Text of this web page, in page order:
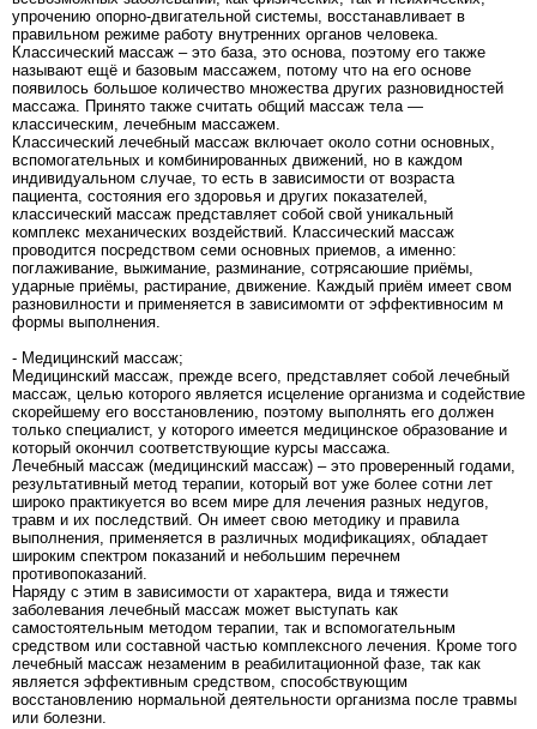
упрочению опорно-двигательной системы, восстанавливает в
правильном режиме работу внутренних органов человека.
Классический массаж – это база, это основа, поэтому его также
называют ещё и базовым массажем, потому что на его основе
появилось большое количество множества других разновидностей
массажа. Принято также считать общий массаж тела —
классическим, лечебным массажем.
Классический лечебный массаж включает около сотни основных,
вспомогательных и комбинированных движений, но в каждом
индивидуальном случае, то есть в зависимости от возраста
пациента, состояния его здоровья и других показателей,
классический массаж представляет собой свой уникальный
комплекс механических воздействий. Классический массаж
проводится посредством семи основных приемов, а именно:
поглаживание, выжимание, разминание, сотрясаюшие приёмы,
ударные приёмы, растирание, движение. Каждый приём имеет свом
разновилности и применяется в зависимомти от эффективносим м
формы выполнения.
- Медицинский массаж;
Медицинский массаж, прежде всего, представляет собой лечебный
массаж, целью которого является исцеление организма и содействие
скорейшему его восстановлению, поэтому выполнять его должен
только специалист, у которого имеется медицинское образование и
который окончил соответствующие курсы массажа.
Лечебный массаж (медицинский массаж) – это проверенный годами,
результативный метод терапии, который вот уже более сотни лет
широко практикуется во всем мире для лечения разных недугов,
травм и их последствий. Он имеет свою методику и правила
выполнения, применяется в различных модификациях, обладает
широким спектром показаний и небольшим перечнем
противопоказаний.
Наряду с этим в зависимости от характера, вида и тяжести
заболевания лечебный массаж может выступать как
самостоятельным методом терапии, так и вспомогательным
средством или составной частью комплексного лечения. Кроме того
лечебный массаж незаменим в реабилитационной фазе, так как
является эффективным средством, способствующим
восстановлению нормальной деятельности организма после травмы
или болезни.